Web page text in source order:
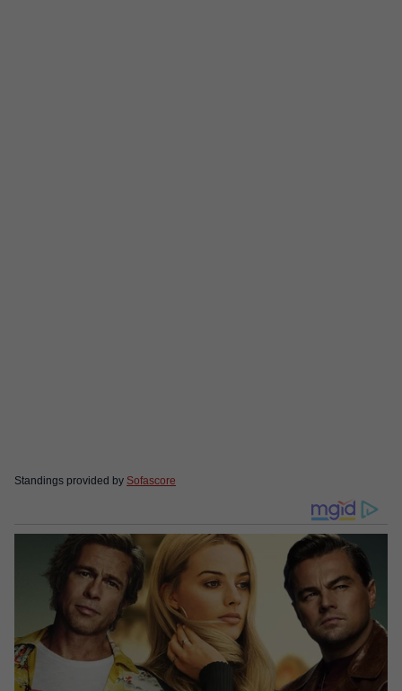
Standings provided by Sofascore